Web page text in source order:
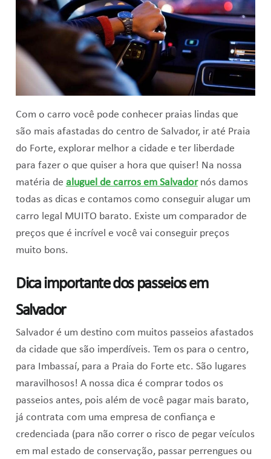
Com o carro você pode conhecer praias lindas que
são mais afastadas do centro de Salvador, ir até Praia
do Forte, explorar melhor a cidade e ter liberdade
para fazer o que quiser a hora que quiser! Na nossa
matéria de aluguel de carros em Salvadornós damos
todas as dicas e contamos como conseguir alugar um
carro legal MUITO barato. Existe um comparador de
preços que é incrível e você vai conseguir preços
muito bons.
Dica importante dos passeios em
Salvador
Salvador é um destino com muitos passeios afastados
da cidade que são imperdíveis. Tem os para o centro,
para Imbassaí, para a Praia do Forte etc. São lugares
maravilhosos! A nossa dica é comprar todos os
passeios antes, pois além de você pagar mais barato,
já contrata com uma empresa de confiança e
credenciada (para não correr o risco de pegar veículos
em mal estado de conservação, passar perrengues ou